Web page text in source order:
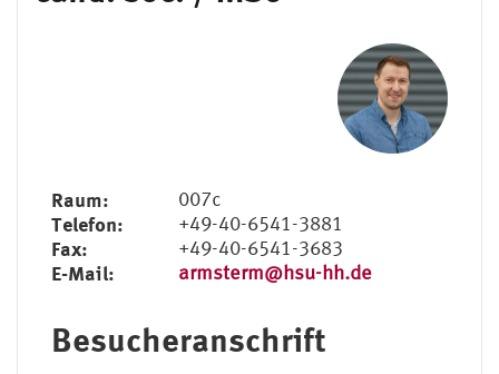
Raum: 007c
Telefon: +49-40-6541-3881
Fax: +49-40-6541-3683
E-Mail: armsterm@hsu-hh.de
Besucheranschrift